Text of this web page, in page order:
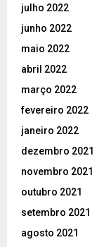
julho 2022
junho 2022
maio 2022
abril 2022
março 2022
fevereiro 2022
janeiro 2022
dezembro 2021
novembro 2021
outubro 2021
setembro 2021
agosto 2021